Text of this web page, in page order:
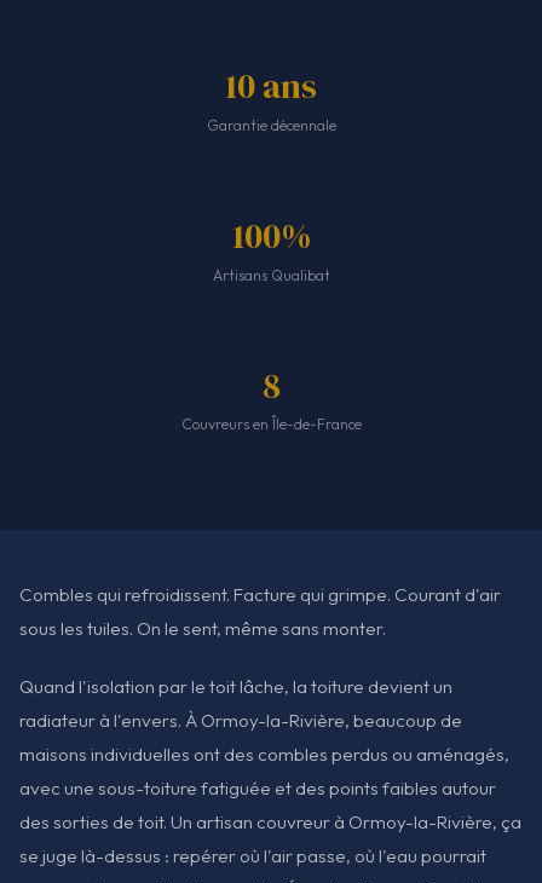
10 ans
Garantie décennale
100%
Artisans Qualibat
8
Couvreurs en Île-de-France
Combles qui refroidissent. Facture qui grimpe. Courant d'air
sous les tuiles. On le sent, même sans monter.
Quand l'isolation par le toit lâche, la toiture devient un
radiateur à l'envers. À Ormoy-la-Rivière, beaucoup de
maisons individuelles ont des combles perdus ou aménagés,
avec une sous-toiture fatiguée et des points faibles autour
des sorties de toit. Un artisan couvreur à Ormoy-la-Rivière, ça
se juge là-dessus : repérer où l'air passe, où l'eau pourrait